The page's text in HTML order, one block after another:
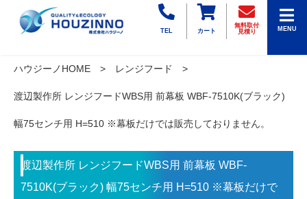
TEL カート
無料取付
見積り
MENU
ハウジーノHOME レンジフード
渡辺製作所 レンジフードWBS用 前幕板 WBF-7510K(ブラック)
幅75センチ用 H=510 ※幕板だけでは販売しておりません。
渡辺製作所 レンジフードWBS用 前幕板 WBF-
7510K(ブラック) 幅75センチ用 H=510 ※幕板だけで